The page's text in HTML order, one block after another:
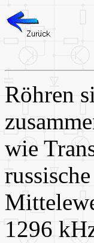
Röhren
wie
1296